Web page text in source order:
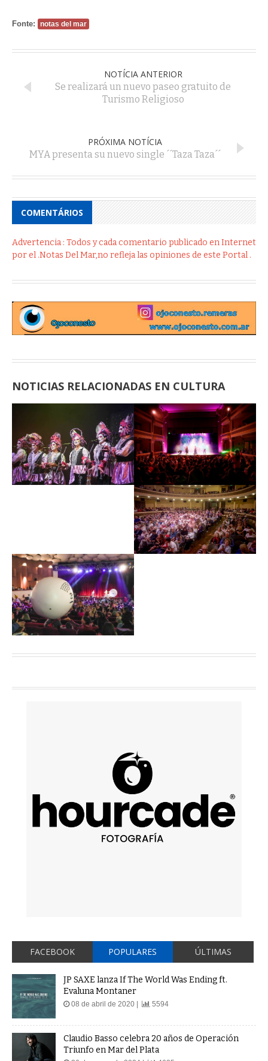
Fonte: notas del mar
NOTÍCIA ANTERIOR
Se realizará un nuevo paseo gratuito de
Turismo Religioso
PRÓXIMA NOTÍCIA
MYA presenta su nuevo single ´´Taza Taza´´
COMENTÁRIOS
Advertencia : Todos y cada comentario publicado en Internet
por el .Notas Del Mar,no refleja las opiniones de este Portal .
NOTICIAS RELACIONADAS EN CULTURA
FACEBOOK POPULARES ÚLTIMAS
JP SAXE lanza If The World Was Ending ft.
Evaluna Montaner
08 de abril de 2020 | 5594
Claudio Basso celebra 20 años de Operación
Triunfo en Mar del Plata